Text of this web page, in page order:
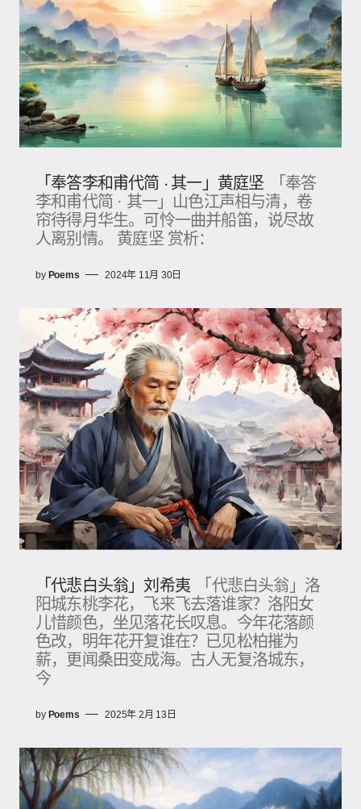
「奉答李和甫代简 · 其一」黄庭坚
「奉答
李和甫代简 · 其一」山色江声相与清，卷
帘待得月华生。可怜一曲并船笛，说尽故
人离别情。 黄庭坚 赏析：
by Poems 2024年 11月 30日
「代悲白头翁」刘希夷
「代悲白头翁」洛
阳城东桃李花，飞来飞去落谁家？洛阳女
儿惜颜色，坐见落花长叹息。今年花落颜
色改，明年花开复谁在？已见松柏摧为
薪，更闻桑田变成海。古人无复洛城东，
今
by Poems 2025年 2月 13日